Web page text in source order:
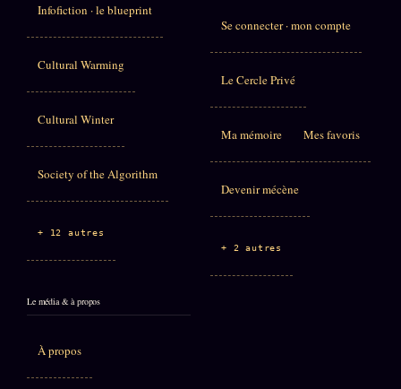
Infofiction · le blueprint
Cultural Warming
Cultural Winter
Society of the Algorithm
+ 12 autres
Se connecter · mon compte
Le Cercle Privé
Ma mémoire Mes favoris
Devenir mécène
+ 2 autres
Le média & à propos
À propos